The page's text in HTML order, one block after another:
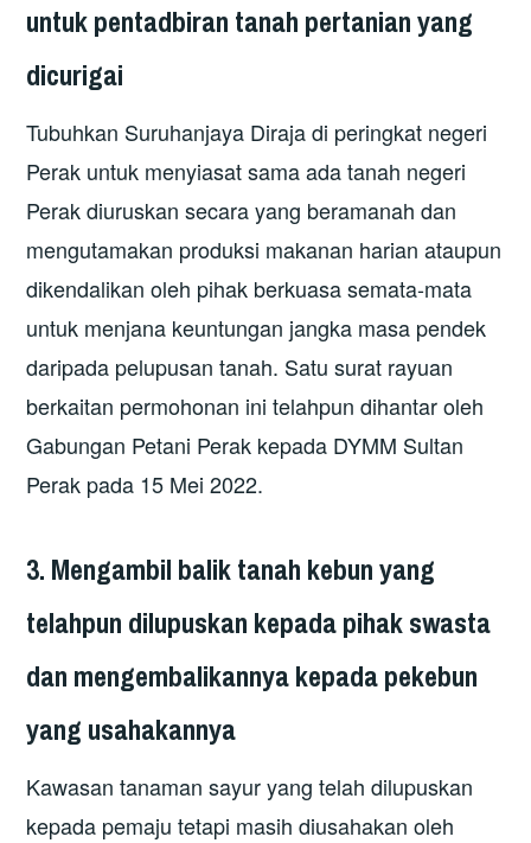
untuk pentadbiran tanah pertanian yang
dicurigai
Tubuhkan Suruhanjaya Diraja di peringkat negeri
Perak untuk menyiasat sama ada tanah negeri
Perak diuruskan secara yang beramanah dan
mengutamakan produksi makanan harian ataupun
dikendalikan oleh pihak berkuasa semata-mata
untuk menjana keuntungan jangka masa pendek
daripada pelupusan tanah. Satu surat rayuan
berkaitan permohonan ini telahpun dihantar oleh
Gabungan Petani Perak kepada DYMM Sultan
Perak pada 15 Mei 2022.
3. Mengambil balik tanah kebun yang
telahpun dilupuskan kepada pihak swasta
dan mengembalikannya kepada pekebun
yang usahakannya
Kawasan tanaman sayur yang telah dilupuskan
kepada pemaju tetapi masih diusahakan oleh